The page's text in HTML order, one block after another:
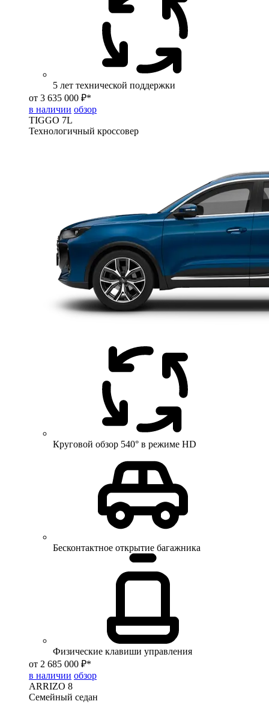
5 лет технической поддержки
от 3 635 000 ₽*
в наличии обзор
TIGGO 7L
Технологичный кроссовер
Круговой обзор 540° в режиме HD
Бесконтактное открытие багажника
Физические клавиши управления
от 2 685 000 ₽*
в наличии обзор
ARRIZO 8
Семейный седан